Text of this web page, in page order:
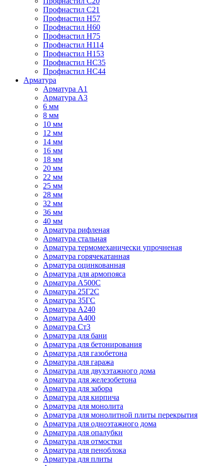
Профнастил С21
Профнастил Н57
Профнастил Н60
Профнастил Н75
Профнастил Н114
Профнастил Н153
Профнастил НС35
Профнастил НС44
Арматура
Арматура А1
Арматура А3
6 мм
8 мм
10 мм
12 мм
14 мм
16 мм
18 мм
20 мм
22 мм
25 мм
28 мм
32 мм
36 мм
40 мм
Арматура рифленая
Арматура стальная
Арматура термомеханически упрочненая
Арматура горячекатанная
Арматура оцинкованная
Арматура для армопояса
Арматура A500С
Арматура 25Г2С
Арматура 35ГС
Арматура А240
Арматура А400
Арматура Ст3
Арматура для бани
Арматура для бетонирования
Арматура для газобетона
Арматура для гаража
Арматура для двухэтажного дома
Арматура для железобетона
Арматура для забора
Арматура для кирпича
Арматура для монолита
Арматура для монолитной плиты перекрытия
Арматура для одноэтажного дома
Арматура для опалубки
Арматура для отмостки
Арматура для пеноблока
Арматура для плиты